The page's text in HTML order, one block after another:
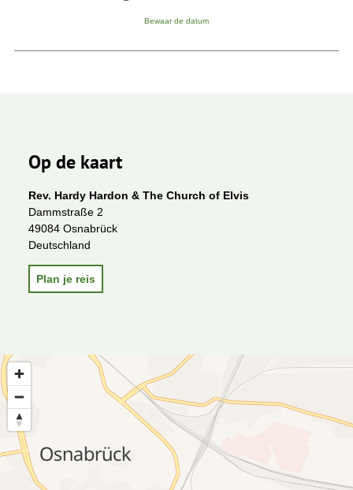
Bewaar de datum
Op de kaart
Rev. Hardy Hardon & The Church of Elvis
Dammstraße 2
49084 Osnabrück
Deutschland
Plan je reis